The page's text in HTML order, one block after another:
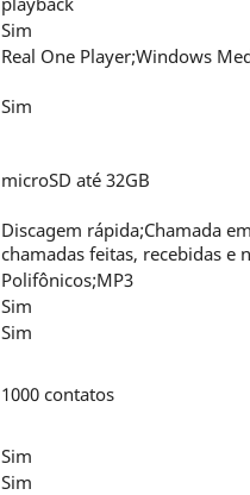
Sim
Real One Player;Windows
Sim
microSD até 32GB
Discagem rápida;Chamada
chamadas feitas, recebidas e
Polifônicos;MP3
Sim
Sim
1000 contatos
Sim
Sim